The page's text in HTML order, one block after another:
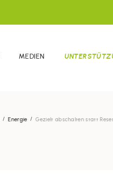
MEDIEN
Energie Gezielt abschalten statt